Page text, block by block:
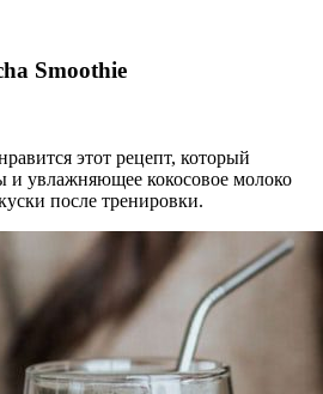
Smoothie
этот рецепт, который
и увлажняющее кокосовое молоко
после тренировки.